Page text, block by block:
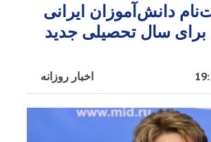
دانش‌آموزان ایرانی
سال تحصیلی جدید
اخبار روزانه